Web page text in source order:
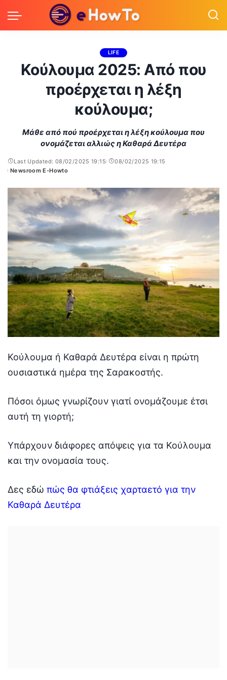
LIFE
Κούλουμα 2025: Από που
προέρχεται η λέξη
κούλουμα;
Μάθε από πού προέρχεται η λέξη κούλουμα που
ονομάζεται αλλιώς η Καθαρά Δευτέρα
Last Updated: 08/02/2025 19:15
08/02/2025 19:15
Posted
Newsroom E-Howto
Κούλουμα ή Καθαρά Δευτέρα είναι η πρώτη
ουσιαστικά ημέρα της Σαρακοστής.
Πόσοι όμως γνωρίζουν γιατί ονομάζουμε έτσι
αυτή τη γιορτή;
Υπάρχουν διάφορες απόψεις για τα Κούλουμα
και την ονομασία τους.
Δες εδώ πώς θα φτιάξεις χαρταετό για την
Καθαρά Δευτέρα